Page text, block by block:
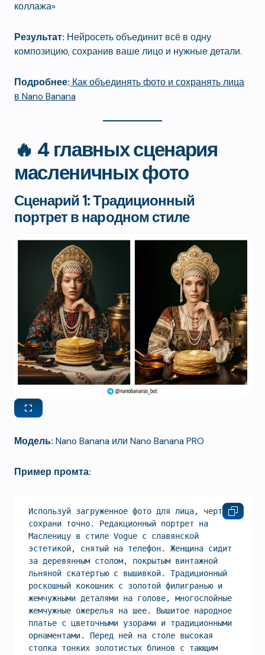
коллажа»
Результат: Нейросеть объединит всё в одну
композицию, сохранив ваше лицо и нужные детали.
Подробнее: Как объединять фото и сохранять лица
в Nano Banana
🔥 4 главных сценария
масленичных фото
Сценарий 1: Традиционный
портрет в народном стиле
Модель: Nano Banana или Nano Banana PRO
Пример промта:
Используй загруженное фото для лица, черты
сохрани точно. Редакционный портрет на
Масленицу в стиле Vogue с славянской
эстетикой, снятый на телефон. Женщина сидит
за деревянным столом, покрытым винтажной
льняной скатертью с вышивкой. Традиционный
роскошный кокошник с золотой филигранью и
жемчужными деталями на голове, многослойные
жемчужные ожерелья на шее. Вышитое народное
платье с цветочными узорами и традиционными
орнаментами. Перед ней на столе высокая
стопка тонких золотистых блинов с тающим